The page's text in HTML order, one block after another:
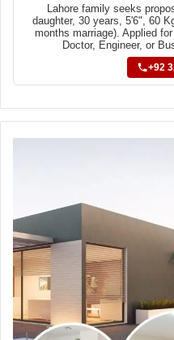
Lahore family seeks
daughter, 30 years, 5'6", 60
months marriage). Applied
Doctor, Engineer, or
+92